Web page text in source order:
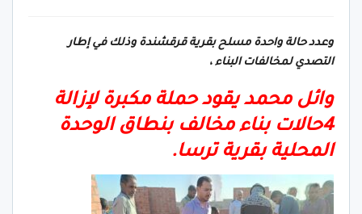
وعدد حالة واحدة مسلح بقرية قرقشندة وذلك في إطار
التصدي لمخالفات البناء ،
وائل محمد يقود حملة مكبرة لإزالة
4حالات بناء مخالف بنطاق الوحدة
المحلية بقرية ترسا.